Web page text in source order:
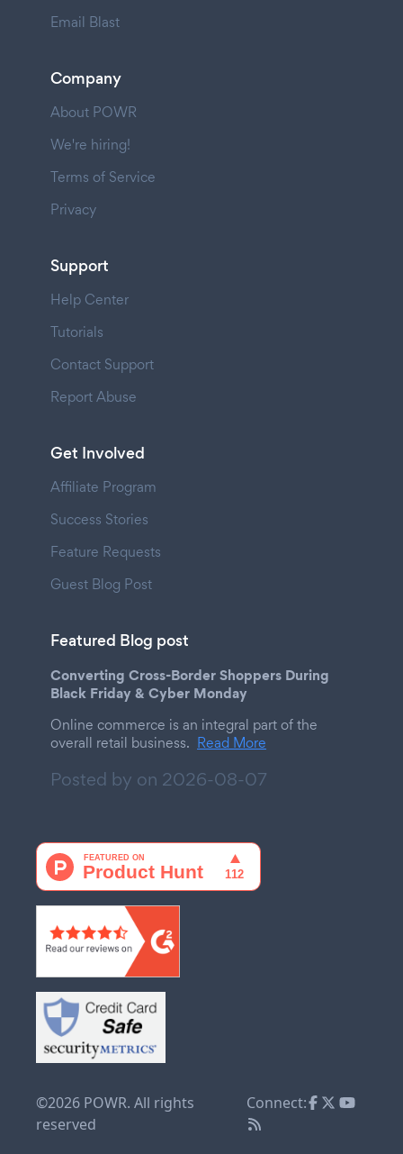
Email Blast
Company
About POWR
We're hiring!
Terms of Service
Privacy
Support
Help Center
Tutorials
Contact Support
Report Abuse
Get Involved
Affiliate Program
Success Stories
Feature Requests
Guest Blog Post
Featured Blog post
Converting Cross-Border Shoppers During
Black Friday & Cyber Monday
Online commerce is an integral part of the
overall retail business. Read More
Posted by on 2026-08-07
©2026 POWR. All rights
reserved
Connect: